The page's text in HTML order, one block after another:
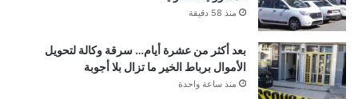
منذ 58 دقيقة
بعد أكثر من عشرة أيام… سرقة وكالة لتحويل
الأموال برباط الخير ما تزال بلا أجوبة
منذ ساعة واحدة